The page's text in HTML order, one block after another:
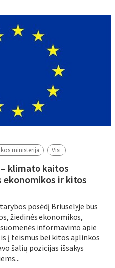
ministerija Visi
klimato kaitos
ekonomikos ir kitos
posėdį Briuselyje bus
žiedinės ekonomikos,
informavimo apie
į teismus bei kitos aplinkos
šalių pozicijas išsakys